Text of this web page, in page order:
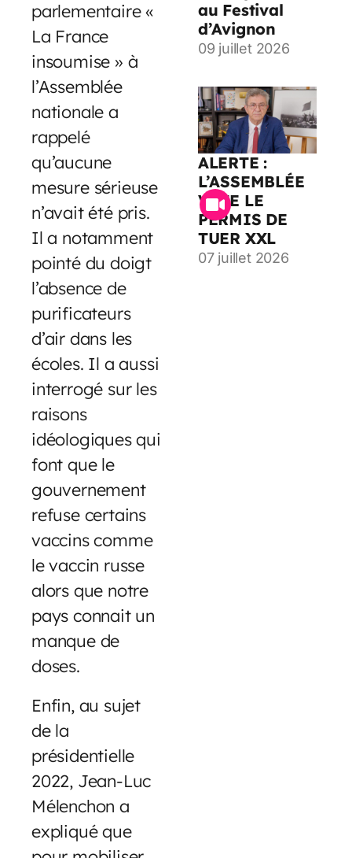
parlementaire «
La France
insoumise » à
l’Assemblée
nationale a
rappelé
qu’aucune
mesure sérieuse
n’avait été pris.
Il a notamment
pointé du doigt
l’absence de
purificateurs
d’air dans les
écoles. Il a aussi
interrogé sur les
raisons
idéologiques qui
font que le
gouvernement
refuse certains
vaccins comme
le vaccin russe
alors que notre
pays connait un
manque de
doses.
Enfin, au sujet
de la
présidentielle
2022, Jean-Luc
Mélenchon a
expliqué que
au Festival
d’Avignon
09 juillet 2026
ALERTE :
L’ASSEMBLÉE
VOTE LE
PERMIS DE
TUER XXL
07 juillet 2026